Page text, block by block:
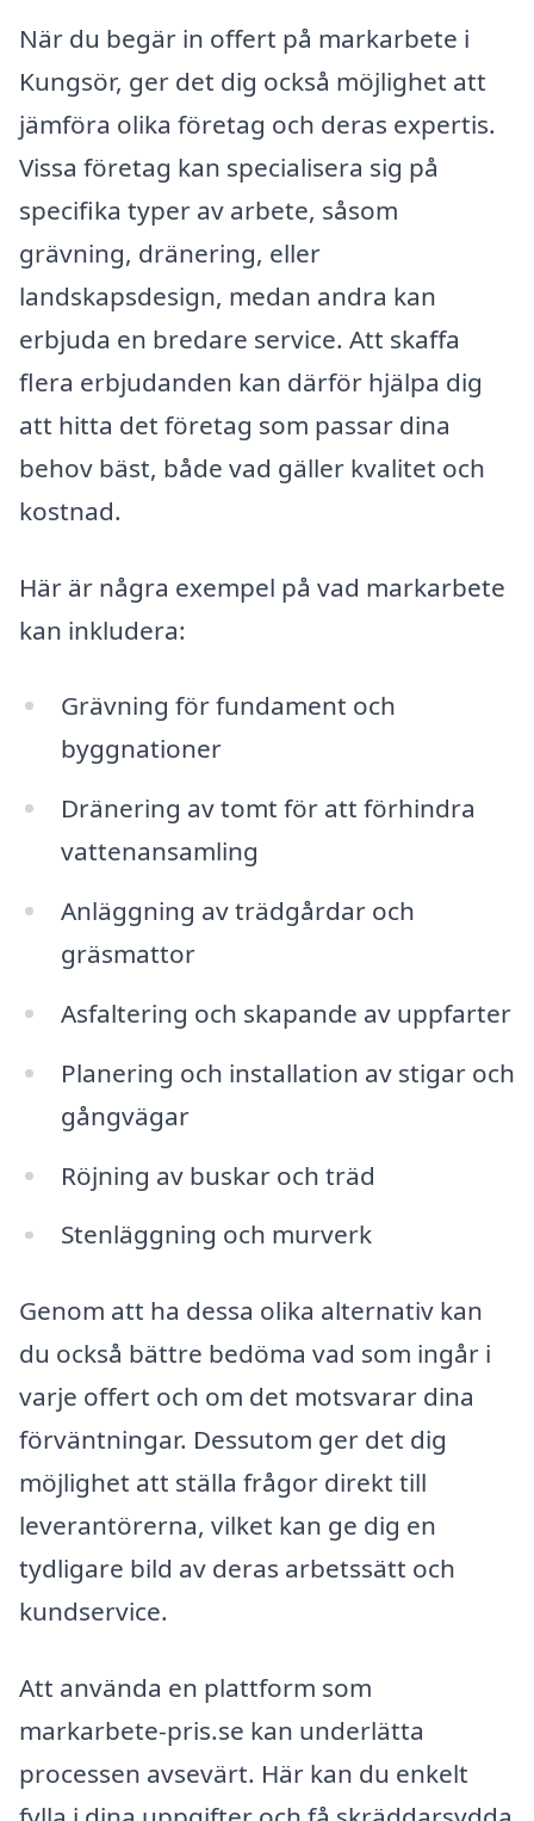
När du begär in offert på markarbete i
Kungsör, ger det dig också möjlighet att
jämföra olika företag och deras expertis.
Vissa företag kan specialisera sig på
specifika typer av arbete, såsom
grävning, dränering, eller
landskapsdesign, medan andra kan
erbjuda en bredare service. Att skaffa
flera erbjudanden kan därför hjälpa dig
att hitta det företag som passar dina
behov bäst, både vad gäller kvalitet och
kostnad.
Här är några exempel på vad markarbete
kan inkludera:
Grävning för fundament och
byggnationer
Dränering av tomt för att förhindra
vattenansamling
Anläggning av trädgårdar och
gräsmattor
Asfaltering och skapande av uppfarter
Planering och installation av stigar och
gångvägar
Röjning av buskar och träd
Stenläggning och murverk
Genom att ha dessa olika alternativ kan
du också bättre bedöma vad som ingår i
varje offert och om det motsvarar dina
förväntningar. Dessutom ger det dig
möjlighet att ställa frågor direkt till
leverantörerna, vilket kan ge dig en
tydligare bild av deras arbetssätt och
kundservice.
Att använda en plattform som
markarbete-pris.se kan underlätta
processen avsevärt. Här kan du enkelt